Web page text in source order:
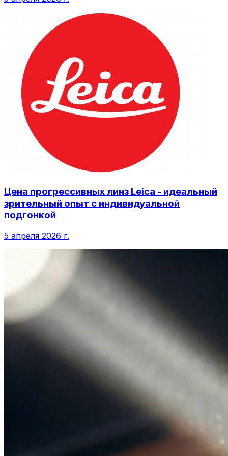
Цена прогрессивных линз Leica - идеальный
зрительный опыт с индивидуальной
подгонкой
5 апреля 2026 г.